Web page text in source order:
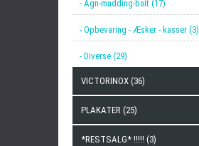
- Agn-madding-bait (17)
- Opbevaring - Æsker - kasser (3)
- Diverse (29)
VICTORINOX (36)
PLAKATER (25)
*RESTSALG* !!!!! (3)